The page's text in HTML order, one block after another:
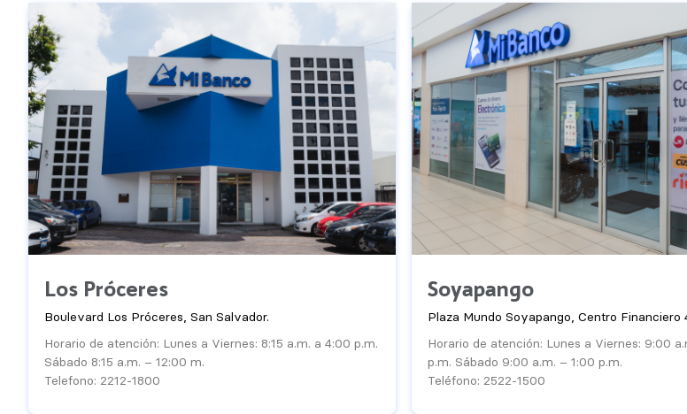
Los Próceres
Boulevard Los Próceres, San Salvador.
Horario de atención: Lunes a Viernes: 8:15 a.m. a 4:00 p.m.
Sábado 8:15 a.m. – 12:00 m.
Telefono: 2212-1800
Soyapango
Plaza Mundo Soyapango, Centro Financiero
Horario de atención: Lunes a Viernes: 9:00
p.m. Sábado 9:00 a.m. – 1:00 p.m.
Teléfono: 2522-1500